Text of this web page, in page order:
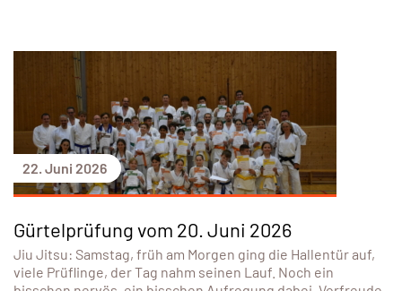
22. Juni 2026
Gürtelprüfung vom 20. Juni 2026
Jiu Jitsu: Samstag, früh am Morgen ging die Hallentür auf,
viele Prüflinge, der Tag nahm seinen Lauf. Noch ein